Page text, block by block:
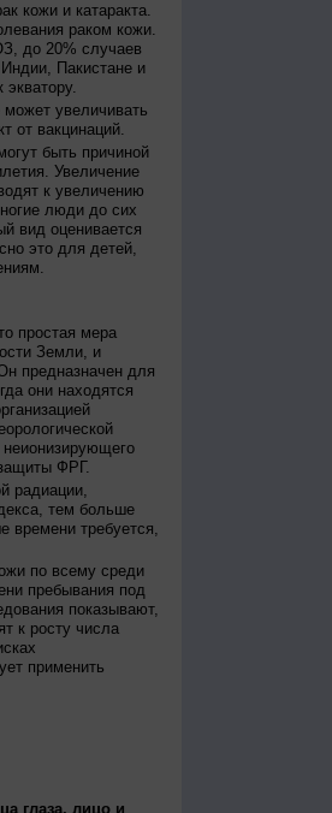
кожи и катаракта.
раком кожи.
до 20% случаев
Пакистане и
экватору.
увеличивать
от вакцинаций.
быть причиной
Увеличение
к увеличению
люди до сих
вид оценивается
это для детей,
простая мера
Земли, и
предназначен для
они находятся
ФРГ.
радиации,
тем больше
времени требуется,
по всему среди
пребывания под
показывают,
к росту числа
применить
глаза, лицо и